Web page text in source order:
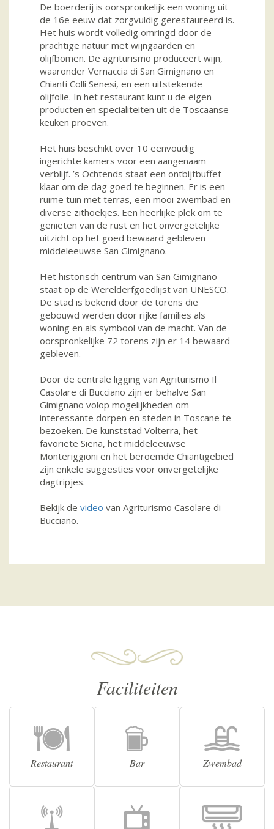
De boerderij is oorspronkelijk een woning uit
de 16e eeuw dat zorgvuldig gerestaureerd is.
Het huis wordt volledig omringd door de
prachtige natuur met wijngaarden en
olijfbomen. De agriturismo produceert wijn,
waaronder Vernaccia di San Gimignano en
Chianti Colli Senesi, en een uitstekende
olijfolie. In het restaurant kunt u de eigen
producten en specialiteiten uit de Toscaanse
keuken proeven.
Het huis beschikt over 10 eenvoudig
ingerichte kamers voor een aangenaam
verblijf. ’s Ochtends staat een ontbijtbuffet
klaar om de dag goed te beginnen. Er is een
ruime tuin met terras, een mooi zwembad en
diverse zithoekjes. Een heerlijke plek om te
genieten van de rust en het onvergetelijke
uitzicht op het goed bewaard gebleven
middeleeuwse San Gimignano.
Het historisch centrum van San Gimignano
staat op de Werelderfgoedlijst van UNESCO.
De stad is bekend door de torens die
gebouwd werden door rijke families als
woning en als symbool van de macht. Van de
oorspronkelijke 72 torens zijn er 14 bewaard
gebleven.
Door de centrale ligging van Agriturismo Il
Casolare di Bucciano zijn er behalve San
Gimignano volop mogelijkheden om
interessante dorpen en steden in Toscane te
bezoeken. De kunststad Volterra, het
favoriete Siena, het middeleeuwse
Monteriggioni en het beroemde Chiantigebied
zijn enkele suggesties voor onvergetelijke
dagtripjes.
Bekijk de video van Agriturismo Casolare di
Bucciano.
Faciliteiten
Restaurant Bar Zwembad